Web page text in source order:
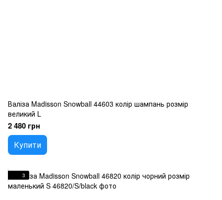
Валіза Madisson Snowball 44603 колір шампань розмір
великий L
2 480 грн
Купити
3